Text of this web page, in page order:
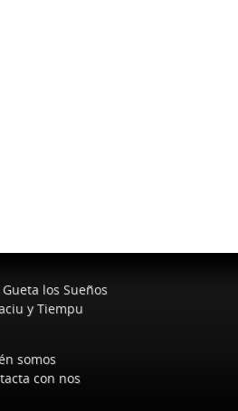
los Sueños
y Tiempu
somos
con nos